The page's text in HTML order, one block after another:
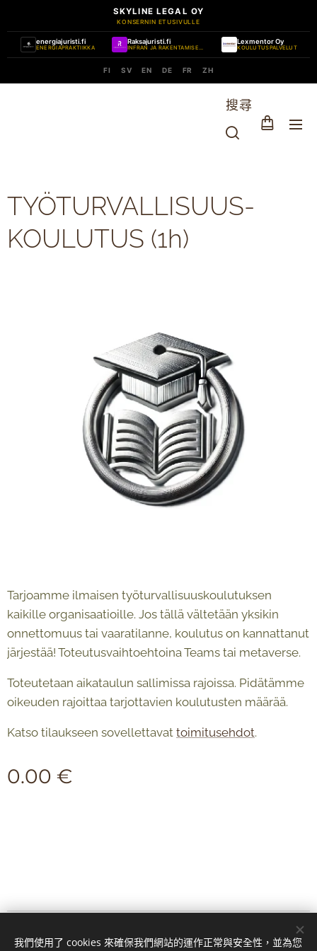
SKYLINE LEGAL OY
KONSERNIN ETUSIVULLE
energiajuristi.fi
ENERGIAPRAKTIIKKA
Raksajuristi.fi
INFRAN JA RAKENTAMISEN PRAKTIIKKA
Lexmentor Oy
KOULUTUSPALVELUT
FI SV EN DE FR ZH
搜尋
TYÖTURVALLISUUS-
KOULUTUS (1h)
Tarjoamme ilmaisen työturvallisuuskoulutuksen
kaikille organisaatioille. Jos tällä vältetään yksikin
onnettomuus tai vaaratilanne, koulutus on kannattanut
järjestää! Toteutusvaihtoehtoina Teams tai metaverse.
Toteutetaan aikataulun sallimissa rajoissa. Pidätämme
oikeuden rajoittaa tarjottavien koulutusten määrää.
Katso tilaukseen sovellettavat toimitusehdot.
0.00 €
© 2024 Kaikki oikeudet pidätetään
我們使用了 cookies 來確保我們網站的運作正常與安全性，並為您